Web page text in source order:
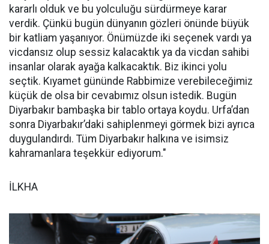
kararlı olduk ve bu yolculuğu sürdürmeye karar
verdik. Çünkü bugün dünyanın gözleri önünde büyük
bir katliam yaşanıyor. Önümüzde iki seçenek vardı ya
vicdansız olup sessiz kalacaktık ya da vicdan sahibi
insanlar olarak ayağa kalkacaktık. Biz ikinci yolu
seçtik. Kıyamet gününde Rabbimize verebileceğimiz
küçük de olsa bir cevabımız olsun istedik. Bugün
Diyarbakır bambaşka bir tablo ortaya koydu. Urfa’dan
sonra Diyarbakır’daki sahiplenmeyi görmek bizi ayrıca
duygulandırdı. Tüm Diyarbakır halkına ve isimsiz
kahramanlara teşekkür ediyorum."
İLKHA